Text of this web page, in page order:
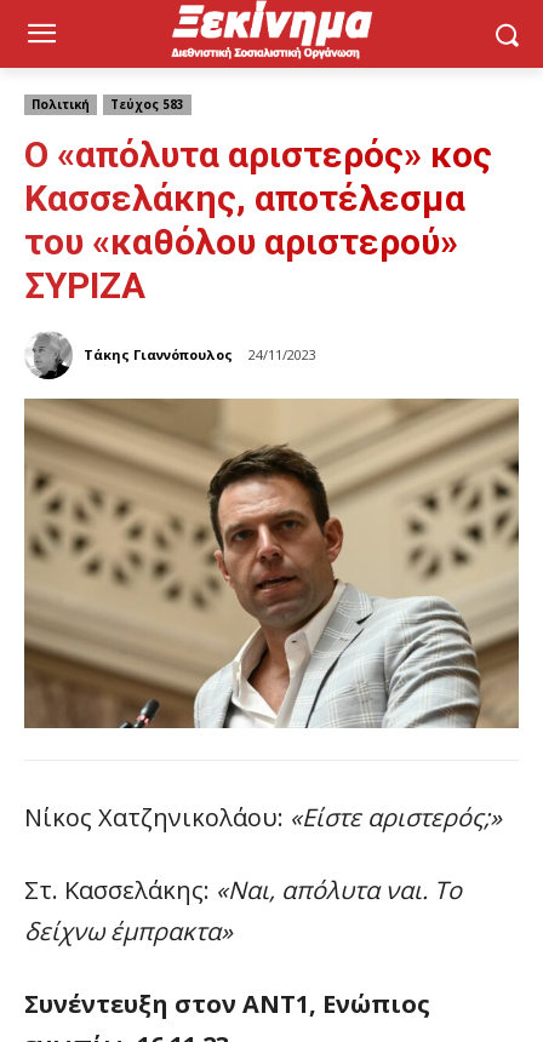
Πολιτική Τεύχος 583
Ο «απόλυτα αριστερός» κος
Κασσελάκης, αποτέλεσμα
του «καθόλου αριστερού»
ΣΥΡΙΖΑ
Τάκης Γιαννόπουλος 24/11/2023
Νίκος Χατζηνικολάου: «Είστε αριστερός;»
Στ. Κασσελάκης: «Ναι, απόλυτα ναι. Το
δείχνω έμπρακτα»
Συνέντευξη στον ΑΝΤ1, Ενώπιος